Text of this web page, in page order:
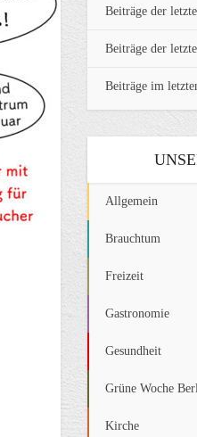
Beiträge der
Beiträge der
Beiträge im
Allgemein
Brauchtum
Freizeit
Gastronomie
Gesundheit
Grüne Woche
Kirche